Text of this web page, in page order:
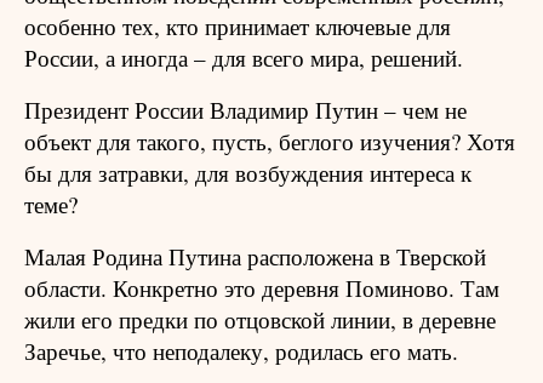
особенно тех, кто принимает ключевые для
России, а иногда – для всего мира, решений.
Президент России Владимир Путин – чем не
объект для такого, пусть, беглого изучения? Хотя
бы для затравки, для возбуждения интереса к
теме?
Малая Родина Путина расположена в Тверской
области. Конкретно это деревня Поминово. Там
жили его предки по отцовской линии, в деревне
Заречье, что неподалеку, родилась его мать.